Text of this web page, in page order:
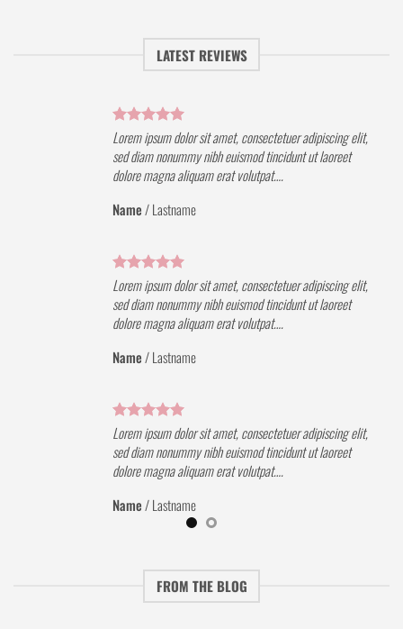
LATEST REVIEWS
Lorem ipsum dolor sit amet, consectetuer adipiscing elit,
sed diam nonummy nibh euismod tincidunt ut laoreet
dolore magna aliquam erat volutpat….
Name/Lastname
Lorem ipsum dolor sit amet, consectetuer adipiscing elit,
sed diam nonummy nibh euismod tincidunt ut laoreet
dolore magna aliquam erat volutpat….
Name/Lastname
Lorem ipsum dolor sit amet, consectetuer adipiscing elit,
sed diam nonummy nibh euismod tincidunt ut laoreet
dolore magna aliquam erat volutpat….
Name/Lastname
FROM THE BLOG